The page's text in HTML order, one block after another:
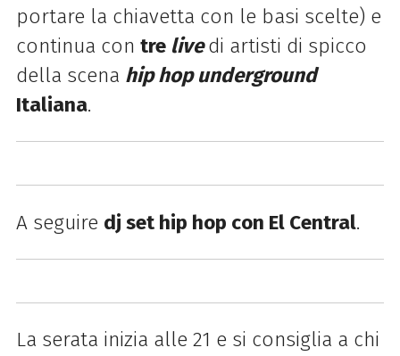
portare la chiavetta con le basi scelte) e
continua con tre livedi artisti di spicco
della scena hip hop underground
Italiana.
A seguire dj set hip hop con El Central.
La serata inizia alle 21 e si consiglia a chi